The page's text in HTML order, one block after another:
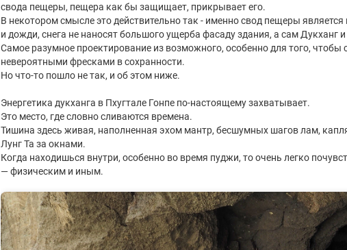
свода пещеры, пещера как бы защищает, прикрывает его.
В некотором смысле это действительно так - именно свод пещеры
и дожди, снега не наносят большого ущерба фасаду здания, а сам Дукханг
Самое разумное проектирование из возможного, особенно для того,
невероятными фресками в сохранности.
Но что-то пошло не так, и об этом ниже.
Энергетика дукханга в Пхугтале Гонпе по-настоящему захватывает.
Это место, где словно сливаются времена.
Тишина здесь живая, наполненная эхом мантр, бесшумных шагов лам,
Лунг Та за окнами.
Когда находишься внутри, особенно во время пуджи, то очень легко
— физическим и иным.